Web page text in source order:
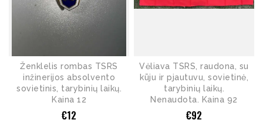
Ženklelis rombas TSRS
inžinerijos absolvento
sovietinis, tarybinių laikų.
Kaina 12
€12
Vėliava TSRS, raudona, su
kūju ir pjautuvu, sovietinė,
tarybinių laikų.
Nenaudota. Kaina 92
€92